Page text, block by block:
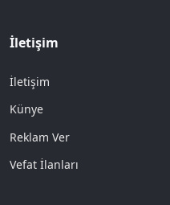
İletişim
İletişim
Künye
Reklam Ver
Vefat İlanları